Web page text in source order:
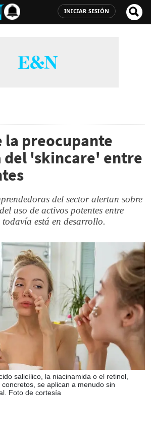
INICIAR SESIÓN
la preocupante
del 'skincare' entre
del sector alertan sobre
uso de activos potentes entre
todavía está en desarrollo.
salicílico, la niacinamida o el retinol,
se aplican a menudo sin
Foto de cortesía